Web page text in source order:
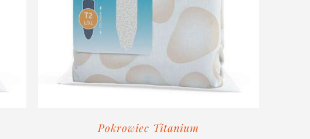
Pokrowiec Titanium